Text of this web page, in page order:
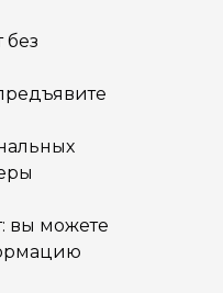
без
вы можете